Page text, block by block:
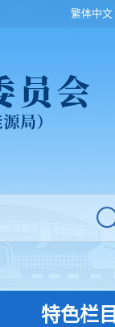
繁体中文
特色栏目